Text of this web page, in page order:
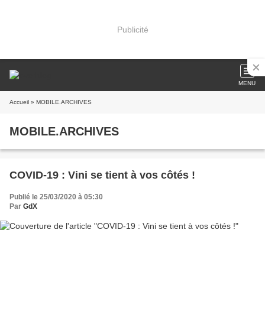
Publicité
MENU
Accueil » MOBILE.ARCHIVES
MOBILE.ARCHIVES
COVID-19 : Vini se tient à vos côtés !
Publié le 25/03/2020 à 05:30
Par GdX